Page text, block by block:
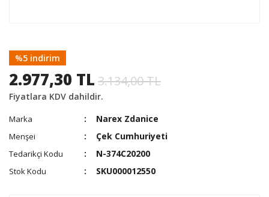
%5 indirim
2.977,30 TL 3.134,00 TL
Fiyatlara KDV dahildir.
Marka Narex Zdanice
Menşei Çek Cumhuriyeti
Tedarikçi Kodu N-374C20200
Stok Kodu SKU000012550